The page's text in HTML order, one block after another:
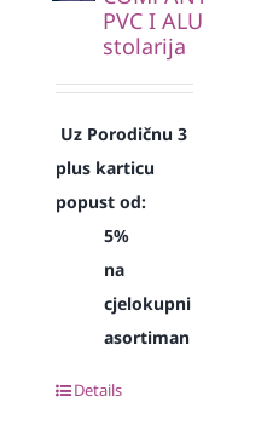
PVC I ALU
stolarija
Uz Porodičnu 3
plus karticu
popust od:
5%
na
cjelokupni
asortiman
Details